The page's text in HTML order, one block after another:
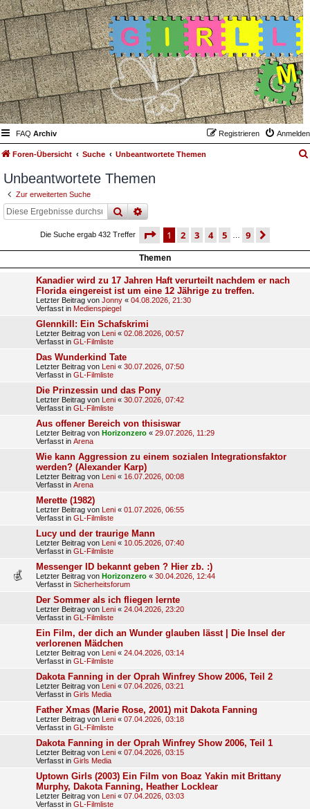
FAQ Archiv Anmelden
Registrieren
Foren-Übersicht Suche Unbeantwortete Themen
Unbeantwortete Themen
Zur erweiterten Suche
sucheerweiterte
Die Suche ergab 432 Treffer seite 1 von 9
1 2 3 4 5 9
Themen
Kanadier wird zu 17 Jahren Haft verurteilt nachdem er nach
Florida eingereist ist um eine 12 Jährige zu treffen.
Letzter Beitrag von Jonny « 04.08.2026, 21:30
Verfasst in Medienspiegel
Glennkill: Ein Schafskrimi
Letzter Beitrag von Leni « 02.08.2026, 00:57
Verfasst in GL-Filmliste
Das Wunderkind Tate
Letzter Beitrag von Leni « 30.07.2026, 07:50
Verfasst in GL-Filmliste
Die Prinzessin und das Pony
Letzter Beitrag von Leni « 30.07.2026, 07:42
Verfasst in GL-Filmliste
Aus offener Bereich von thisiswar
Letzter Beitrag von Horizonzero « 29.07.2026, 11:29
Verfasst in Arena
Wie kann Aggression zu einem sozialen Integrationsfaktor
werden? (Alexander Karp)
Letzter Beitrag von Leni « 16.07.2026, 00:08
Verfasst in Arena
Merette (1982)
Letzter Beitrag von Leni « 01.07.2026, 06:55
Verfasst in GL-Filmliste
Lucy und der traurige Mann
Letzter Beitrag von Leni « 10.05.2026, 07:40
Verfasst in GL-Filmliste
Messenger ID bekannt geben ? Hier zb. :)
Letzter Beitrag von Horizonzero « 30.04.2026, 12:44
Verfasst in Sicherheitsforum
Der Sommer als ich fliegen lernte
Letzter Beitrag von Leni « 24.04.2026, 23:20
Verfasst in GL-Filmliste
Ein Film, der dich an Wunder glauben lässt | Die Insel der
verlorenen Mädchen
Letzter Beitrag von Leni « 24.04.2026, 03:14
Verfasst in GL-Filmliste
Dakota Fanning in der Oprah Winfrey Show 2006, Teil 2
Letzter Beitrag von Leni « 07.04.2026, 03:21
Verfasst in Girls Media
Father Xmas (Marie Rose, 2001) mit Dakota Fanning
Letzter Beitrag von Leni « 07.04.2026, 03:18
Verfasst in GL-Filmliste
Dakota Fanning in der Oprah Winfrey Show 2006, Teil 1
Letzter Beitrag von Leni « 07.04.2026, 03:15
Verfasst in Girls Media
Uptown Girls (2003) Ein Film von Boaz Yakin mit Brittany
Murphy, Dakota Fanning, Heather Locklear
Letzter Beitrag von Leni « 07.04.2026, 03:03
Verfasst in GL-Filmliste